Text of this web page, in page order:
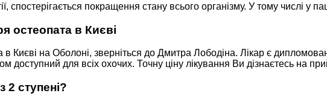
спостерігається покращення стану всього організму. У тому числі у
остеопата в Києві
на Оболоні, зверніться до Дмитра Лободіна. Лікар є
доступний для всіх охочих. Точну ціну лікування Ви дізнаєтесь на
2 ступені?